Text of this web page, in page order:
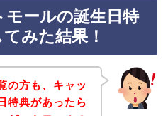
ールの誕生日特
みた結果！
の方も、キャッ
特典があったら